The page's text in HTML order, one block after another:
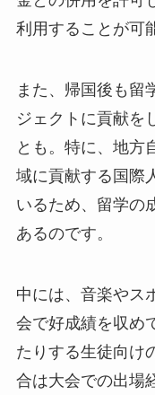
利用することが可
また、帰国後も留
ジェクトに貢献を
とも。特に、地方
域に貢献する国際
いるため、留学の
あるのです。
中には、音楽やス
会で好成績を収め
たりする生徒向け
合は大会での出場